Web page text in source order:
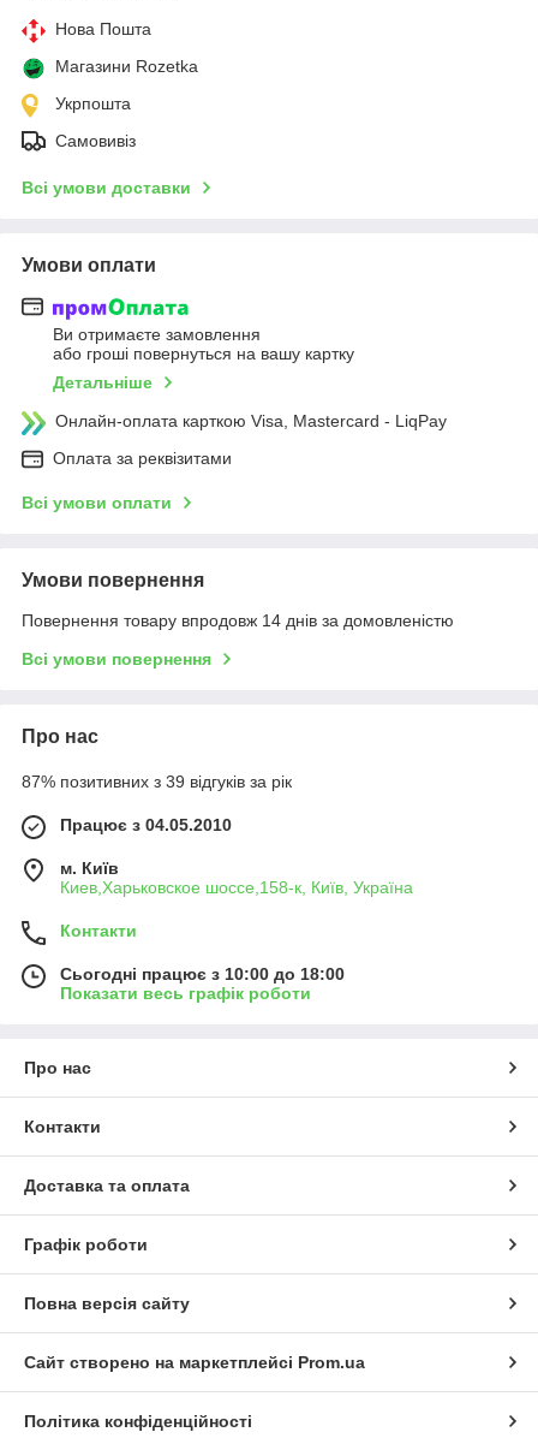
Нова Пошта
Магазини Rozetka
Укрпошта
Самовивіз
Всі умови доставки
Умови оплати
Ви отримаєте замовлення
або гроші повернуться на вашу картку
Детальніше
Онлайн-оплата карткою Visa, Mastercard - LiqPay
Оплата за реквізитами
Всі умови оплати
Умови повернення
Повернення товару впродовж 14 днів за домовленістю
Всі умови повернення
Про нас
87% позитивних з 39 відгуків за рік
Працює з 04.05.2010
м. Київ
Киев,Харьковское шоссе,158-к, Київ, Україна
Контакти
Сьогодні працює з 10:00 до 18:00
Показати весь графік роботи
Про нас
Контакти
Доставка та оплата
Графік роботи
Повна версія сайту
Сайт створено на маркетплейсі Prom.ua
Політика конфіденційності